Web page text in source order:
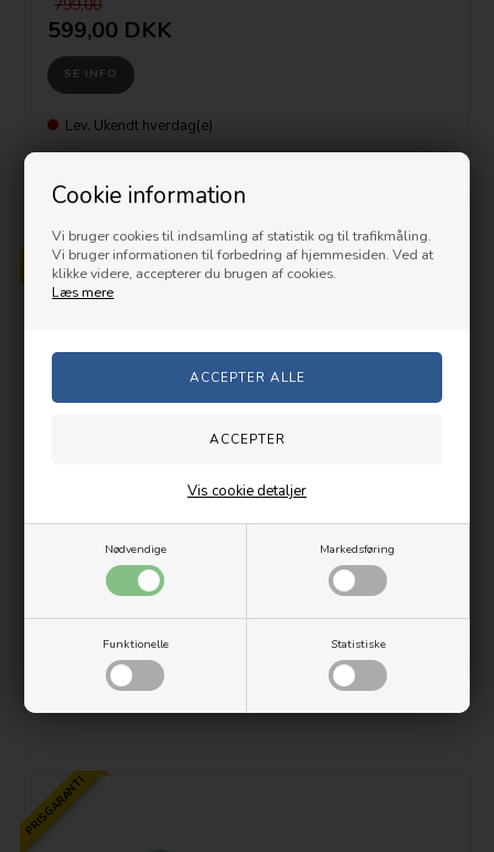
Cookie information
Vi bruger cookies til indsamling af statistik og til trafikmåling.
Vi bruger informationen til forbedring af hjemmesiden. Ved at
klikke videre, accepterer du brugen af cookies.
Læs mere
Nødvendige Markedsføring
Funktionelle Statistiske
Vis cookie detaljer
799,00
599,00 DKK
SE INFO
Lev. Ukendt hverdag(e)
PRISGARANTI
Metabo 18V Li-Ion Batteri 5.2 Ah Extreme (slideIn)
449,00 DKK
PRISGARANTI